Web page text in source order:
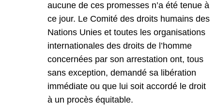
aucune de ces promesses n’a été tenue à
ce jour. Le Comité des droits humains des
Nations Unies et toutes les organisations
internationales des droits de l’homme
concernées par son arrestation ont, tous
sans exception, demandé sa libération
immédiate ou que lui soit accordé le droit
à un procès équitable.